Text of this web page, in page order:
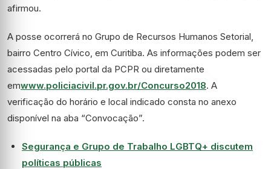
afirmou.
A posse ocorrerá no Grupo de Recursos Humanos Setorial,
bairro Centro Cívico, em Curitiba. As informações podem ser
acessadas pelo portal da PCPR ou diretamente
emwww.policiacivil.pr.gov.br/Concurso2018. A
verificação do horário e local indicado consta no anexo
disponível na aba “Convocação”.
Segurança e Grupo de Trabalho LGBTQ+ discutem
políticas públicas